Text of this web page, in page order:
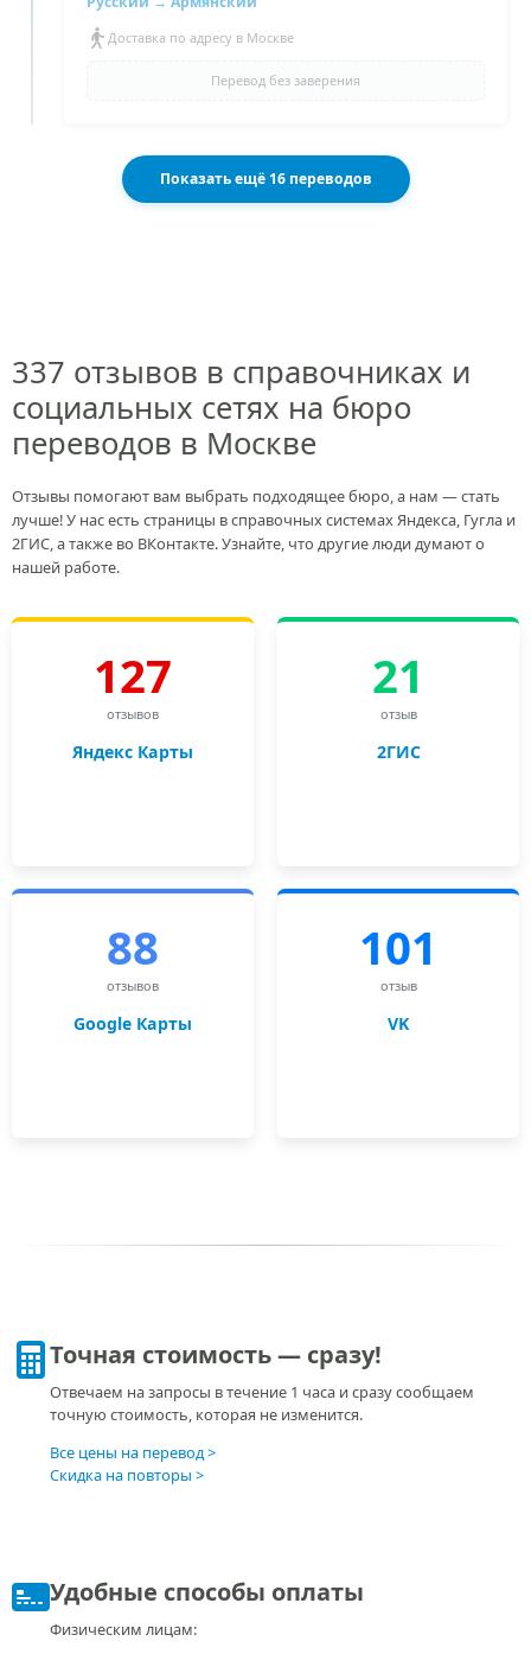
Доставка по адресу в Москве
Перевод без заверения
Показать ещё 16 переводов
337 отзывов в справочниках и
социальных сетях на бюро
переводов в Москве
Отзывы помогают вам выбрать подходящее бюро, а нам — стать
лучше! У нас есть страницы в справочных системах Яндекса, Гугла и
2ГИС, а также во ВКонтакте. Узнайте, что другие люди думают о
нашей работе.
127
отзывов
Яндекс Карты
21
отзыв
2ГИС
88
отзывов
Google Карты
101
отзыв
VK
Точная стоимость — сразу!
Отвечаем на запросы в течение 1 часа и сразу сообщаем
точную стоимость, которая не изменится.
Все цены на перевод
Скидка на повторы
Удобные способы оплаты
Физическим лицам: